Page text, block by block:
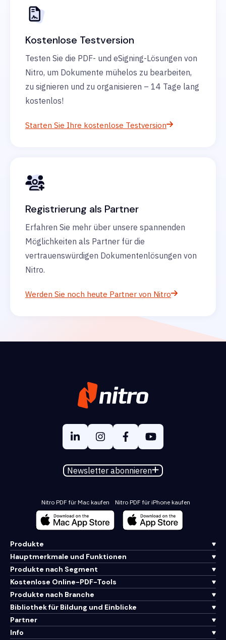
Kostenlose Testversion
Testen Sie die PDF- und eSigning-Lösungen von
Nitro, um Dokumente mühelos zu bearbeiten,
zu signieren und zu organisieren – 14 Tage lang
kostenlos!
Starten Sie Ihre kostenlose Testversion
Registrierung als Partner
Erfahren Sie mehr über unsere spannenden
Möglichkeiten als Partner für die
vertrauenswürdigen Dokumentenlösungen von
Nitro.
Werden Sie noch heute Partner von Nitro
Newsletter abonnieren
Nitro PDF für Mac kaufen Nitro PDF für iPhone kaufen
Produkte
Hauptmerkmale und Funktionen
Produkte nach Segment
Kostenlose Online-PDF-Tools
Produkte nach Branche
Bibliothek für Bildung und Einblicke
Partner
Info